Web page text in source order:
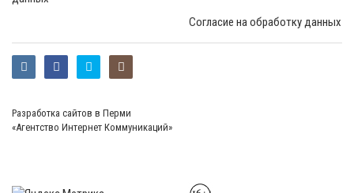
Согласие на обработку данных
Разработка сайтов в Перми
«Агентство Интернет Коммуникаций»